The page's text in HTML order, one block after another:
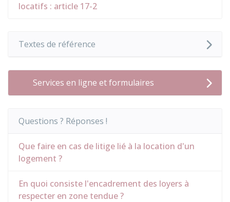
locatifs : article 17-2
Textes de référence
Services en ligne et formulaires
Questions ? Réponses !
Que faire en cas de litige lié à la location d'un
logement ?
En quoi consiste l'encadrement des loyers à
respecter en zone tendue ?